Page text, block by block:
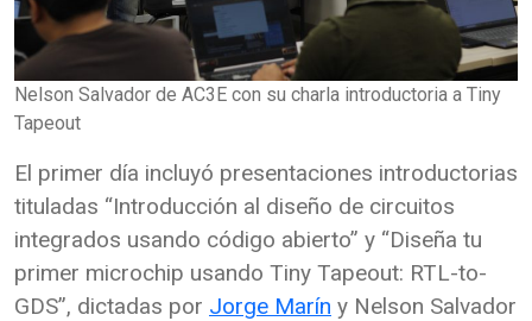
Nelson Salvador de AC3E con su charla introductoria a Tiny
Tapeout
El primer día incluyó presentaciones introductorias
tituladas “Introducción al diseño de circuitos
integrados usando código abierto” y “Diseña tu
primer microchip usando Tiny Tapeout: RTL-to-
GDS”, dictadas por Jorge Marín y Nelson Salvador